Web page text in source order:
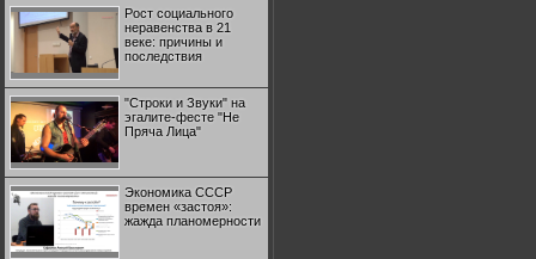
Рост социального
неравенства в 21
веке: причины и
последствия
"Строки и Звуки" на
эгалите-фесте "Не
Пряча Лица"
Экономика СССР
времен «застоя»:
жажда планомерности